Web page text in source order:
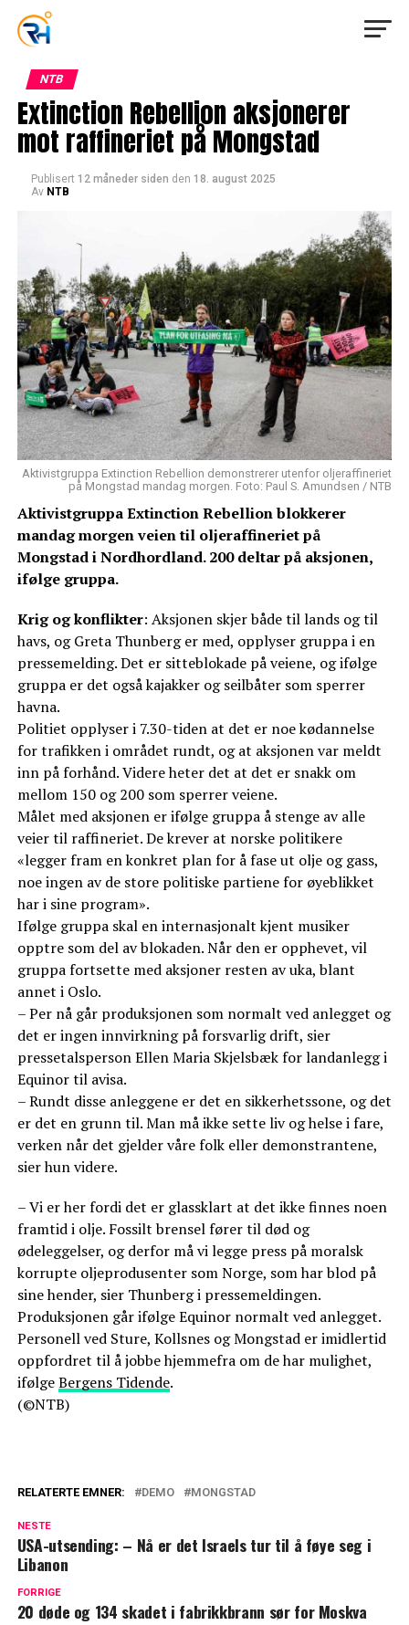
NTB
Extinction Rebellion aksjonerer
mot raffineriet på Mongstad
Publisert 12 måneder siden den 18. august 2025
Av NTB
Aktivistgruppa Extinction Rebellion demonstrerer utenfor oljeraffineriet
på Mongstad mandag morgen. Foto: Paul S. Amundsen / NTB
Aktivistgruppa Extinction Rebellion blokkerer
mandag morgen veien til oljeraffineriet på
Mongstad i Nordhordland. 200 deltar på aksjonen,
ifølge gruppa.
Krig og konflikter: Aksjonen skjer både til lands og til
havs, og Greta Thunberg er med, opplyser gruppa i en
pressemelding. Det er sitteblokade på veiene, og ifølge
gruppa er det også kajakker og seilbåter som sperrer
havna.
Politiet opplyser i 7.30-tiden at det er noe kødannelse
for trafikken i området rundt, og at aksjonen var meldt
inn på forhånd. Videre heter det at det er snakk om
mellom 150 og 200 som sperrer veiene.
Målet med aksjonen er ifølge gruppa å stenge av alle
veier til raffineriet. De krever at norske politikere
«legger fram en konkret plan for å fase ut olje og gass,
noe ingen av de store politiske partiene for øyeblikket
har i sine program».
Ifølge gruppa skal en internasjonalt kjent musiker
opptre som del av blokaden. Når den er opphevet, vil
gruppa fortsette med aksjoner resten av uka, blant
annet i Oslo.
– Per nå går produksjonen som normalt ved anlegget og
det er ingen innvirkning på forsvarlig drift, sier
pressetalsperson Ellen Maria Skjelsbæk for landanlegg i
Equinor til avisa.
– Rundt disse anleggene er det en sikkerhetssone, og det
er det en grunn til. Man må ikke sette liv og helse i fare,
verken når det gjelder våre folk eller demonstrantene,
sier hun videre.
– Vi er her fordi det er glassklart at det ikke finnes noen
framtid i olje. Fossilt brensel fører til død og
ødeleggelser, og derfor må vi legge press på moralsk
korrupte oljeprodusenter som Norge, som har blod på
sine hender, sier Thunberg i pressemeldingen.
Produksjonen går ifølge Equinor normalt ved anlegget.
Personell ved Sture, Kollsnes og Mongstad er imidlertid
oppfordret til å jobbe hjemmefra om de har mulighet,
ifølgeBergens Tidende.
(©NTB)
RELATERTE EMNER: DEMO MONGSTAD
NESTE
USA-utsending: – Nå er det Israels tur til å føye seg i
Libanon
FORRIGE
20 døde og 134 skadet i fabrikkbrann sør for Moskva